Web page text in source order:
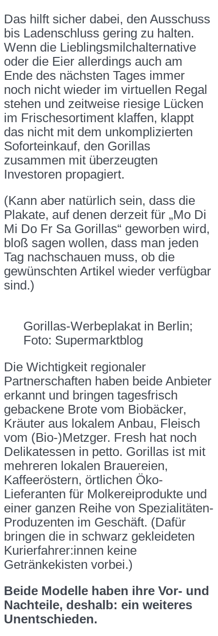
Das hilft sicher dabei, den Ausschuss
bis Ladenschluss gering zu halten.
Wenn die Lieblingsmilchalternative
oder die Eier allerdings auch am
Ende des nächsten Tages immer
noch nicht wieder im virtuellen Regal
stehen und zeitweise riesige Lücken
im Frischesortiment klaffen, klappt
das nicht mit dem unkomplizierten
Soforteinkauf, den Gorillas
zusammen mit überzeugten
Investoren propagiert.
(Kann aber natürlich sein, dass die
Plakate, auf denen derzeit für „Mo Di
Mi Do Fr Sa Gorillas“ geworben wird,
bloß sagen wollen, dass man jeden
Tag nachschauen muss, ob die
gewünschten Artikel wieder verfügbar
sind.)
Gorillas-Werbeplakat in Berlin;
Foto: Supermarktblog
Die Wichtigkeit regionaler
Partnerschaften haben beide Anbieter
erkannt und bringen tagesfrisch
gebackene Brote vom Biobäcker,
Kräuter aus lokalem Anbau, Fleisch
vom (Bio-)Metzger. Fresh hat noch
Delikatessen in petto. Gorillas ist mit
mehreren lokalen Brauereien,
Kaffeeröstern, örtlichen Öko-
Lieferanten für Molkereiprodukte und
einer ganzen Reihe von Spezialitäten-
Produzenten im Geschäft. (Dafür
bringen die in schwarz gekleideten
Kurierfahrer:innen keine
Getränkekisten vorbei.)
Beide Modelle haben ihre Vor- und
Nachteile, deshalb: ein weiteres
Unentschieden.